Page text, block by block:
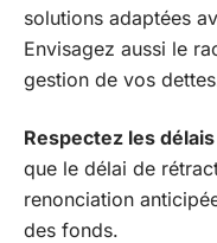
solutions adaptées
Envisagez aussi le
gestion de vos
Respectez les
que le délai de
renonciation
des fonds.